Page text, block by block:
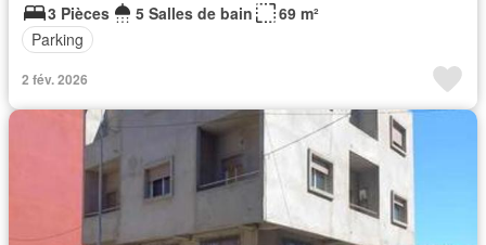
3 Pièces
5 Salles de bain
69 m²
Parking
2 fév. 2026